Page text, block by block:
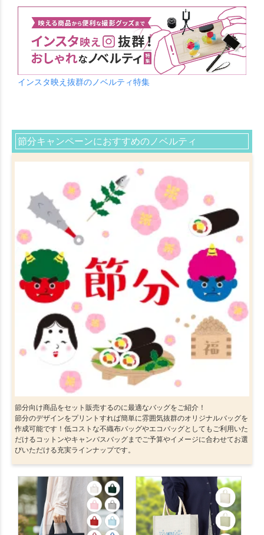
インスタ映え抜群のノベルティ特集
節分キャンペーンにおすすめのノベルティ
節分向け商品をセット販売するのに最適なバッグをご紹介！
節分のデザインをプリントすれば簡単に雰囲気抜群のオリジナルバッグを
作成可能です！低コストな不織布バッグやエコバッグとしてもご利用いた
だけるコットンやキャンバスバッグまでご予算やイメージに合わせてお選
びいただける充実ラインナップです。